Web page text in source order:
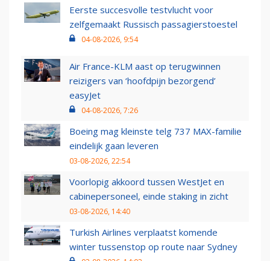
Eerste succesvolle testvlucht voor
zelfgemaakt Russisch passagierstoestel
04-08-2026, 9:54
Air France-KLM aast op terugwinnen
reizigers van ‘hoofdpijn bezorgend’
easyJet
04-08-2026, 7:26
Boeing mag kleinste telg 737 MAX-familie
eindelijk gaan leveren
03-08-2026, 22:54
Voorlopig akkoord tussen WestJet en
cabinepersoneel, einde staking in zicht
03-08-2026, 14:40
Turkish Airlines verplaatst komende
winter tussenstop op route naar Sydney